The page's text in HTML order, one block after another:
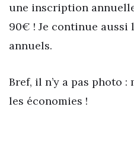
une inscription
90€ ! Je continue aussi
annuels.
Bref, il n’y a pas photo
les économies !